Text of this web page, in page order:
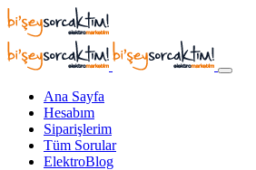
Ana Sayfa
Hesabım
Siparişlerim
Tüm Sorular
ElektroBlog